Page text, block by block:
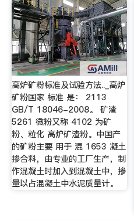
高炉矿粉标准及试验方法.._高炉
矿粉国家 标准 是： 2113
GB/T 18046-2008。 矿渣
5261 微粉又称 4102 为矿
粉、粒化 高炉矿渣粉。中国产
的矿粉主要 用于 混 1653 凝土
掺合料，由专业的工厂生产，制
作混凝土时加入到混凝土中，掺
量以占混凝土中水泥质量计。